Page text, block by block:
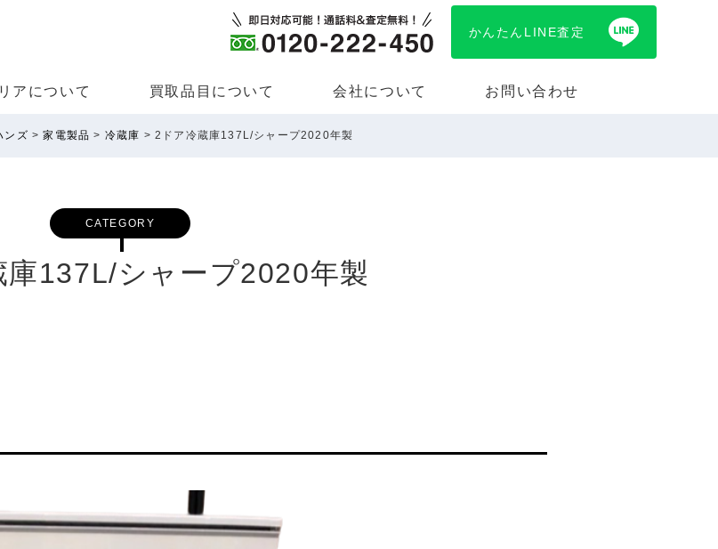
かんたんLINE査定
アについて 買取品⽬について 会社について お問い合わせ
ンズ >家電製品 > 冷蔵庫 >2ドア冷蔵庫137L/シャープ2020年製
CATEGORY
庫137L/シャープ2020年製